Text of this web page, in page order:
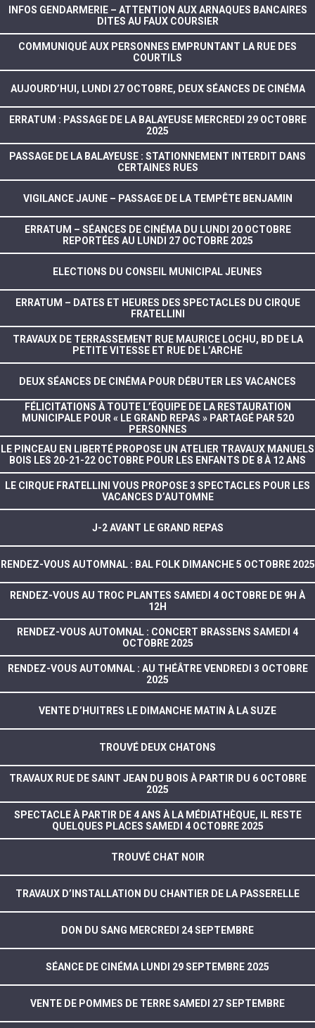
INFOS GENDARMERIE – ATTENTION AUX ARNAQUES BANCAIRES
DITES AU FAUX COURSIER
COMMUNIQUÉ AUX PERSONNES EMPRUNTANT LA RUE DES
COURTILS
AUJOURD’HUI, LUNDI 27 OCTOBRE, DEUX SÉANCES DE CINÉMA
ERRATUM : PASSAGE DE LA BALAYEUSE MERCREDI 29 OCTOBRE
2025
PASSAGE DE LA BALAYEUSE : STATIONNEMENT INTERDIT DANS
CERTAINES RUES
VIGILANCE JAUNE – PASSAGE DE LA TEMPÊTE BENJAMIN
ERRATUM – SÉANCES DE CINÉMA DU LUNDI 20 OCTOBRE
REPORTÉES AU LUNDI 27 OCTOBRE 2025
ELECTIONS DU CONSEIL MUNICIPAL JEUNES
ERRATUM – DATES ET HEURES DES SPECTACLES DU CIRQUE
FRATELLINI
TRAVAUX DE TERRASSEMENT RUE MAURICE LOCHU, BD DE LA
PETITE VITESSE ET RUE DE L’ARCHE
DEUX SÉANCES DE CINÉMA POUR DÉBUTER LES VACANCES
FÉLICITATIONS À TOUTE L’ÉQUIPE DE LA RESTAURATION
MUNICIPALE POUR « LE GRAND REPAS » PARTAGÉ PAR 520
PERSONNES
LE PINCEAU EN LIBERTÉ PROPOSE UN ATELIER TRAVAUX MANUELS
BOIS LES 20-21-22 OCTOBRE POUR LES ENFANTS DE 8 À 12 ANS
LE CIRQUE FRATELLINI VOUS PROPOSE 3 SPECTACLES POUR LES
VACANCES D’AUTOMNE
J-2 AVANT LE GRAND REPAS
RENDEZ-VOUS AUTOMNAL : BAL FOLK DIMANCHE 5 OCTOBRE 2025
RENDEZ-VOUS AU TROC PLANTES SAMEDI 4 OCTOBRE DE 9H À
12H
RENDEZ-VOUS AUTOMNAL : CONCERT BRASSENS SAMEDI 4
OCTOBRE 2025
RENDEZ-VOUS AUTOMNAL : AU THÉÂTRE VENDREDI 3 OCTOBRE
2025
VENTE D’HUITRES LE DIMANCHE MATIN À LA SUZE
TROUVÉ DEUX CHATONS
TRAVAUX RUE DE SAINT JEAN DU BOIS À PARTIR DU 6 OCTOBRE
2025
SPECTACLE À PARTIR DE 4 ANS À LA MÉDIATHÈQUE, IL RESTE
QUELQUES PLACES SAMEDI 4 OCTOBRE 2025
TROUVÉ CHAT NOIR
TRAVAUX D’INSTALLATION DU CHANTIER DE LA PASSERELLE
DON DU SANG MERCREDI 24 SEPTEMBRE
SÉANCE DE CINÉMA LUNDI 29 SEPTEMBRE 2025
VENTE DE POMMES DE TERRE SAMEDI 27 SEPTEMBRE